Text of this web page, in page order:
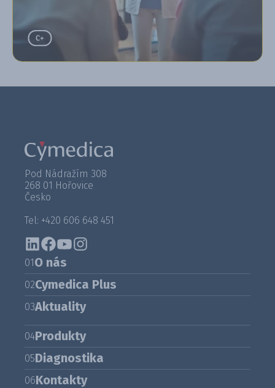
Pod Nádražím 308
268 01 Hořovice
Česko
Tel: +420 606 648 451
01O nás
02Cymedica Plus
03Aktuality
04Produkty
05Diagnostika
06Kontakty